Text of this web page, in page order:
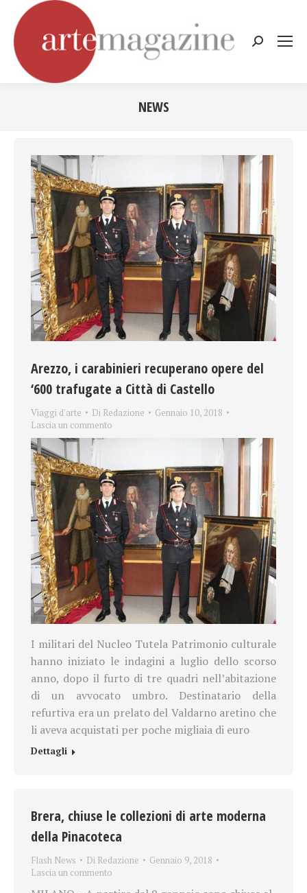
Cerca:
NEWS
Arezzo, i carabinieri recuperano opere del
‘600 trafugate a Città di Castello
Viaggi d'arte Di Redazione
Gennaio 10, 2018
Lascia un commento
I militari del Nucleo Tutela Patrimonio culturale
hanno iniziato le indagini a luglio dello scorso
anno, dopo il furto di tre quadri nell’abitazione
di un avvocato umbro. Destinatario della
refurtiva era un prelato del Valdarno aretino che
li aveva acquistati per poche migliaia di euro
Dettagli
Brera, chiuse le collezioni di arte moderna
della Pinacoteca
Flash News Di Redazione
Gennaio 9, 2018
Lascia un commento